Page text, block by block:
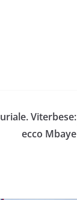
Viterbese:
ecco Mbaye